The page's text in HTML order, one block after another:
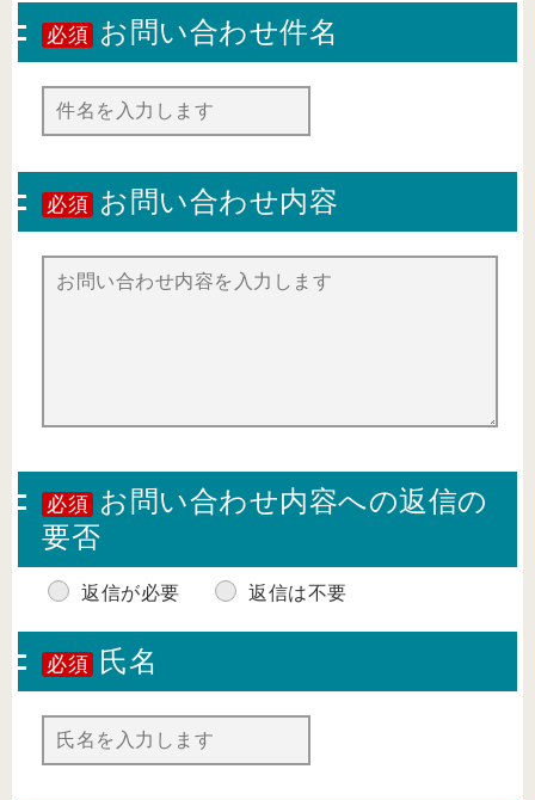
必須 お問い合わせ件名
必須 お問い合わせ内容
必須 お問い合わせ内容への返信の
要否
返信が必要 返信は不要
必須 氏名